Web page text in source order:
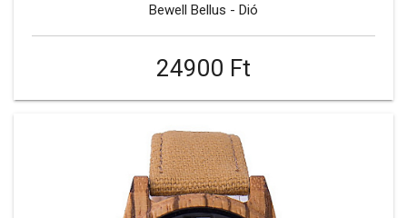
Bewell Bellus - Dió
24900 Ft